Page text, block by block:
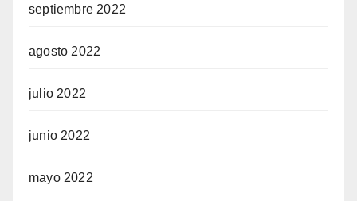
septiembre 2022
agosto 2022
julio 2022
junio 2022
mayo 2022